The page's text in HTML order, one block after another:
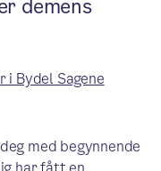
demens
i Bydel Sagene
med begynnende